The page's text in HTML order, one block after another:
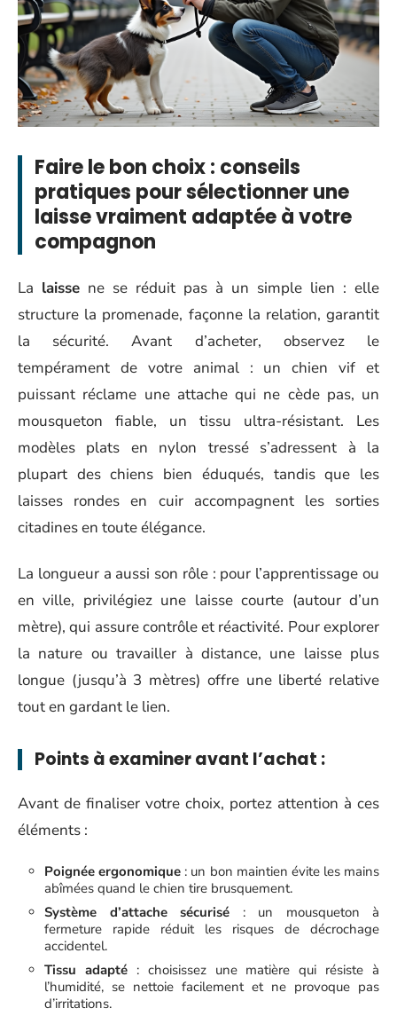
Faire le bon choix : conseils
pratiques pour sélectionner une
laisse vraiment adaptée à votre
compagnon
La laisse ne se réduit pas à un simple lien : elle
structure la promenade, façonne la relation, garantit
la sécurité. Avant d’acheter, observez le
tempérament de votre animal : un chien vif et
puissant réclame une attache qui ne cède pas, un
mousqueton fiable, un tissu ultra-résistant. Les
modèles plats en nylon tressé s’adressent à la
plupart des chiens bien éduqués, tandis que les
laisses rondes en cuir accompagnent les sorties
citadines en toute élégance.
La longueur a aussi son rôle : pour l’apprentissage ou
en ville, privilégiez une laisse courte (autour d’un
mètre), qui assure contrôle et réactivité. Pour explorer
la nature ou travailler à distance, une laisse plus
longue (jusqu’à 3 mètres) offre une liberté relative
tout en gardant le lien.
Points à examiner avant l’achat :
Avant de finaliser votre choix, portez attention à ces
éléments :
Poignée ergonomique : un bon maintien évite les mains
abîmées quand le chien tire brusquement.
Système d’attache sécurisé : un mousqueton à
fermeture rapide réduit les risques de décrochage
accidentel.
Tissu adapté: choisissez une matière qui résiste à
l’humidité, se nettoie facilement et ne provoque pas
d’irritations.